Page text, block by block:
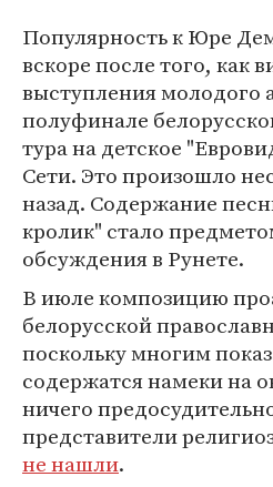
Популярность к Юре
вскоре после того, как
выступления молодого
полуфинале
тура на детское
Сети. Это произошло
назад. Содержание
кролик" стало
обсуждения в Рунете.
В июле композицию
белорусской
поскольку многим
содержатся намеки на
ничего
представители
не нашли.